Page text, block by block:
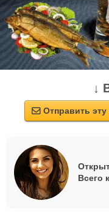
↓
 Отправить эту
Всего